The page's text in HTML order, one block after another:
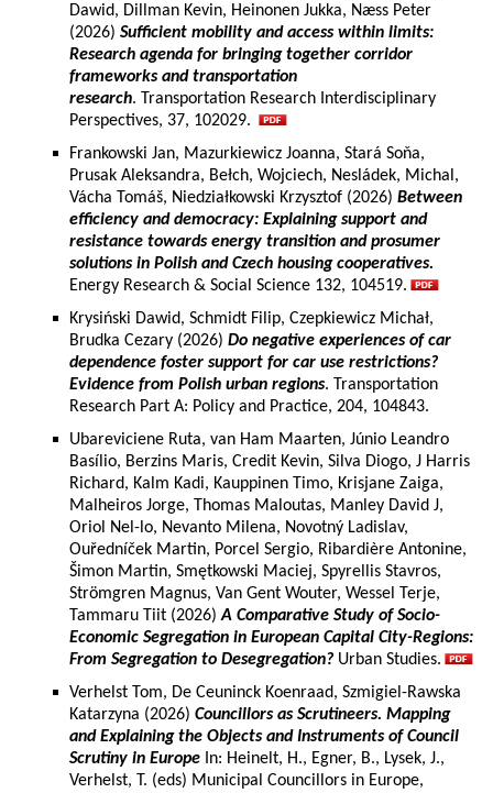
Dawid, Dillman Kevin, Heinonen Jukka, Næss Peter
(2026) Sufficient mobility and access within limits:
Research agenda for bringing together corridor
frameworks and transportation
research. Transportation Research Interdisciplinary
Perspectives, 37, 102029.
Frankowski Jan, Mazurkiewicz Joanna, Stará Soňa,
Prusak Aleksandra, Bełch, Wojciech, Nesládek, Michal,
Vácha Tomáš, Niedziałkowski Krzysztof (2026) Between
efficiency and democracy: Explaining support and
resistance towards energy transition and prosumer
solutions in Polish and Czech housing cooperatives.
Energy Research & Social Science 132, 104519.
Krysiński Dawid, Schmidt Filip, Czepkiewicz Michał,
Brudka Cezary (2026) Do negative experiences of car
dependence foster support for car use restrictions?
Evidence from Polish urban regions. Transportation
Research Part A: Policy and Practice, 204, 104843.
Ubareviciene Ruta, van Ham Maarten, Júnio Leandro
Basílio, Berzins Maris, Credit Kevin, Silva Diogo, J Harris
Richard, Kalm Kadi, Kauppinen Timo, Krisjane Zaiga,
Malheiros Jorge, Thomas Maloutas, Manley David J,
Oriol Nel-lo, Nevanto Milena, Novotný Ladislav,
Ouředníček Martin, Porcel Sergio, Ribardière Antonine,
Šimon Martin, Smętkowski Maciej, Spyrellis Stavros,
Strömgren Magnus, Van Gent Wouter, Wessel Terje,
Tammaru Tiit (2026)A Comparative Study of Socio-
Economic Segregation in European Capital City-Regions:
From Segregation to Desegregation? Urban Studies.
Verhelst Tom, De Ceuninck Koenraad, Szmigiel-Rawska
Katarzyna (2026) Councillors as Scrutineers. Mapping
and Explaining the Objects and Instruments of Council
Scrutiny in Europe In: Heinelt, H., Egner, B., Lysek, J.,
Verhelst, T. (eds) Municipal Councillors in Europe,